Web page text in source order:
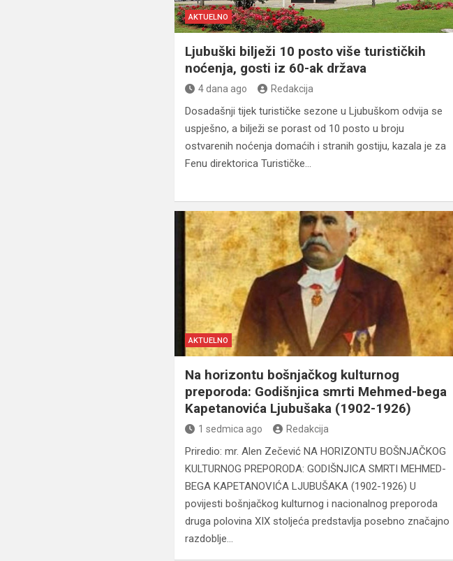
AKTUELNO
Ljubuški bilježi 10 posto više turističkih
noćenja, gosti iz 60-ak država
4 dana ago Redakcija
Dosadašnji tijek turističke sezone u Ljubuškom odvija se
uspješno, a bilježi se porast od 10 posto u broju
ostvarenih noćenja domaćih i stranih gostiju, kazala je za
Fenu direktorica Turističke…
AKTUELNO
Na horizontu bošnjačkog kulturnog
preporoda: Godišnjica smrti Mehmed-bega
Kapetanovića Ljubušaka (1902-1926)
1 sedmica ago Redakcija
Priredio: mr. Alen Zečević NA HORIZONTU BOŠNJAČKOG
KULTURNOG PREPORODA: GODIŠNJICA SMRTI MEHMED-
BEGA KAPETANOVIĆA LJUBUŠAKA (1902-1926) U
povijesti bošnjačkog kulturnog i nacionalnog preporoda
druga polovina XIX stoljeća predstavlja posebno značajno
razdoblje…